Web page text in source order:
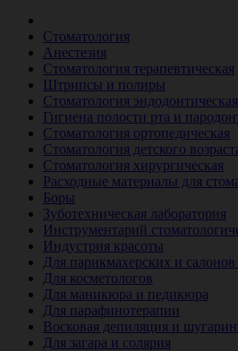
Стоматология
Анестезия
Стоматология терапевтическая
Штрипсы и полиры
Стоматология эндодонтическая
Гигиена полости рта и
Стоматология ортопедическая
Стоматология детского
Стоматология хирургическая
Расходные материалы для
Боры
Зуботехническая лаборатория
Инструментарий
Индустрия красоты
Для парикмахерских и салонов
Для косметологов
Для маникюра и педикюра
Для парафинотерапии
Восковая депиляция и
Для загара и солярия